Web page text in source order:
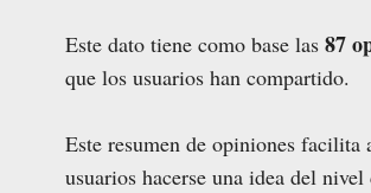
Este dato tiene como base las 87
que los usuarios han compartido.
Este resumen de opiniones facilita
usuarios hacerse una idea del nivel